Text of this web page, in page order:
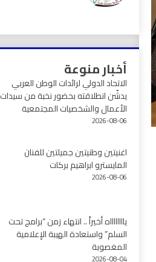
أخبار منوعة
الاتحاد الدولي لرائدات الوطن العربي
يدشّن انطلاقته بحضور نخبة من سيدات
الأعمال والشخصيات المجتمعية
2026-08-06
اغنيتين وطنيتين جميلتين للفنان
المايسترو ابراهيم بركات
2026-08-06
يااااااااه أخيراً .. انتهاء زمن “برامج تحت
السلم” واستعادة الهيبة الإعلامية
المغصوبة
2026-08-04